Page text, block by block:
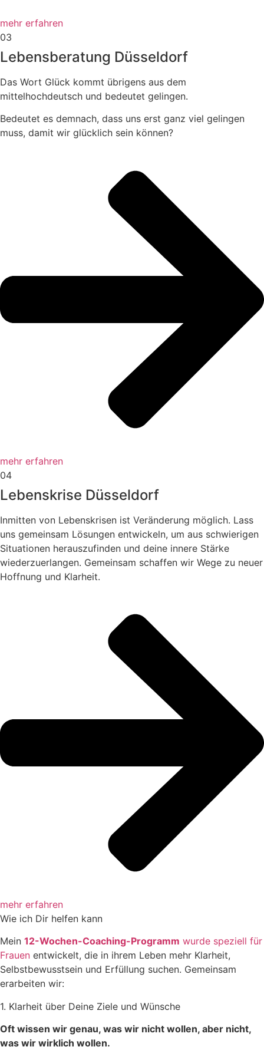
mehr erfahren
03
Lebensberatung Düsseldorf
Das Wort Glück kommt übrigens aus dem
mittelhochdeutsch und bedeutet gelingen.
Bedeutet es demnach, dass uns erst ganz viel gelingen
muss, damit wir glücklich sein können?
mehr erfahren
04
Lebenskrise Düsseldorf
Inmitten von Lebenskrisen ist Veränderung möglich. Lass
uns gemeinsam Lösungen entwickeln, um aus schwierigen
Situationen herauszufinden und deine innere Stärke
wiederzuerlangen. Gemeinsam schaffen wir Wege zu neuer
Hoffnung und Klarheit.
mehr erfahren
Wie ich Dir helfen kann
Mein 12-Wochen-Coaching-Programm wurde speziell für
Frauen entwickelt, die in ihrem Leben mehr Klarheit,
Selbstbewusstsein und Erfüllung suchen. Gemeinsam
erarbeiten wir:
1. Klarheit über Deine Ziele und Wünsche
Oft wissen wir genau, was wir nicht wollen, aber nicht,
was wir wirklich wollen.